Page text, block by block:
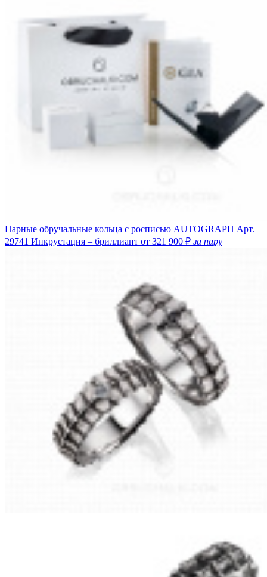
Парные обручальные кольца с росписью AUTOGRAPH Арт.
29741 Инкрустация – бриллиант от 321 900 ₽за пару